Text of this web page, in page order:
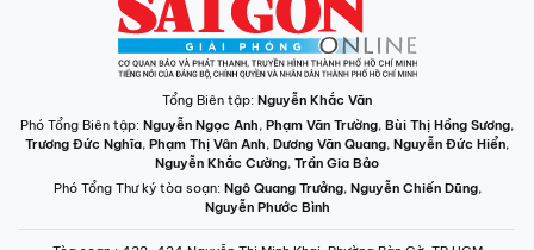
Tổng Biên tập: Nguyễn Khắc Văn
Phó Tổng Biên tập: Nguyễn Ngọc Anh, Phạm Văn Trường, Bùi Thị Hồng Sương,
Trương Đức Nghĩa, Phạm Thị Vân Anh, Dương Văn Quang, Nguyễn Đức Hiển,
Nguyễn Khắc Cường, Trần Gia Bảo
Phó Tổng Thư ký tòa soạn: Ngô Quang Trưởng, Nguyễn Chiến Dũng,
Nguyễn Phước Bình